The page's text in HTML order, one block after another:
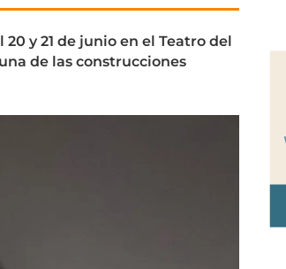
y 21 de junio en el Teatro del
de las construcciones